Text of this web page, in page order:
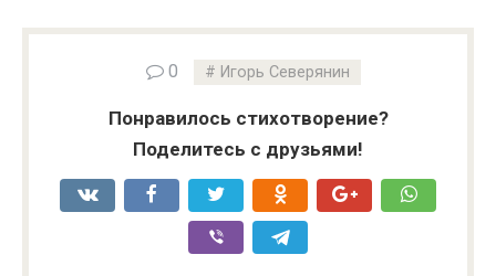
0 Игорь Северянин
Понравилось стихотворение?
Поделитесь с друзьями!